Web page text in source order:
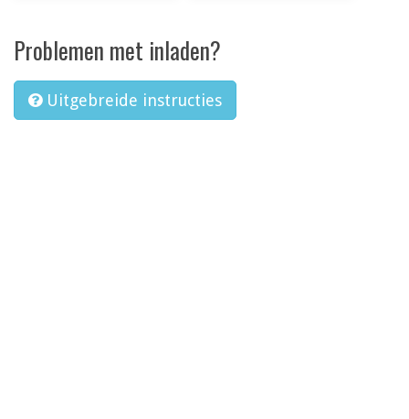
Problemen met inladen?
Uitgebreide instructies